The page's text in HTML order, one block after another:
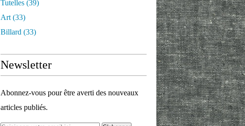
Tutelles (39)
Art (33)
Billard (33)
Newsletter
Abonnez-vous pour être averti des nouveaux
articles publiés.